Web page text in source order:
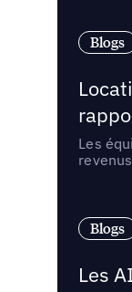
Blogs
Les
Blogs
Les